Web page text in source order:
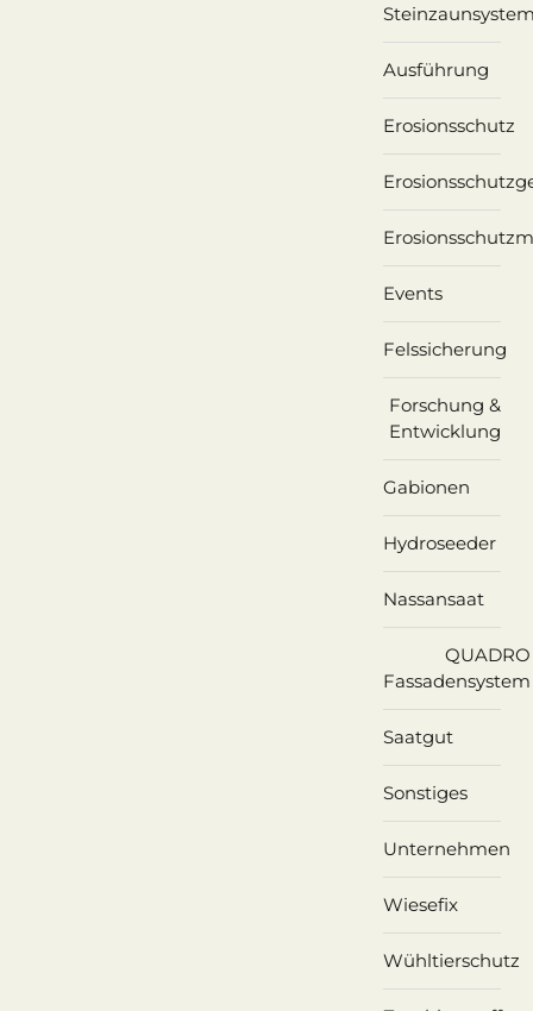
Ausführung
Erosionsschutz
Events
Felssicherung
Forschung &
Entwicklung
Gabionen
Hydroseeder
Nassansaat
QUADRO
Fassadensystem
Saatgut
Sonstiges
Unternehmen
Wiesefix
Wühltierschutz